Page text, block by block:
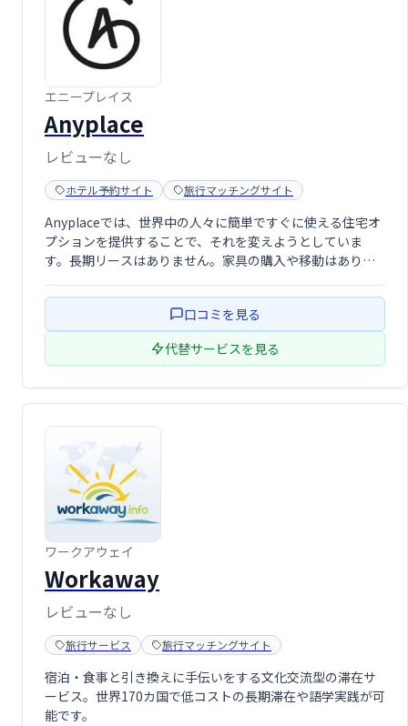
エニープレイス
Anyplace
レビューなし
ホテル予約サイト 旅行マッチングサイト
Anyplaceでは、世界中の人々に簡単ですぐに使える住宅オ
プションを提供することで、それを変えようとしていま
す。長期リースはありません。家具の購入や移動はありま
口コミを見る
代替サービスを見る
ワークアウェイ
Workaway
レビューなし
旅行サービス 旅行マッチングサイト
宿泊・食事と引き換えに手伝いをする文化交流型の滞在サ
ービス。世界170カ国で低コストの長期滞在や語学実践が可
能です。